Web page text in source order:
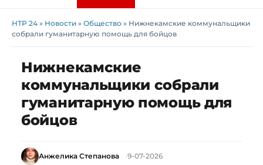
НТР 24 » Новости » Общество » Нижнекамские коммунальщики
собрали гуманитарную помощь для бойцов
Нижнекамские
коммунальщики собрали
гуманитарную помощь для
бойцов
Анжелика Степанова 9-07-2026